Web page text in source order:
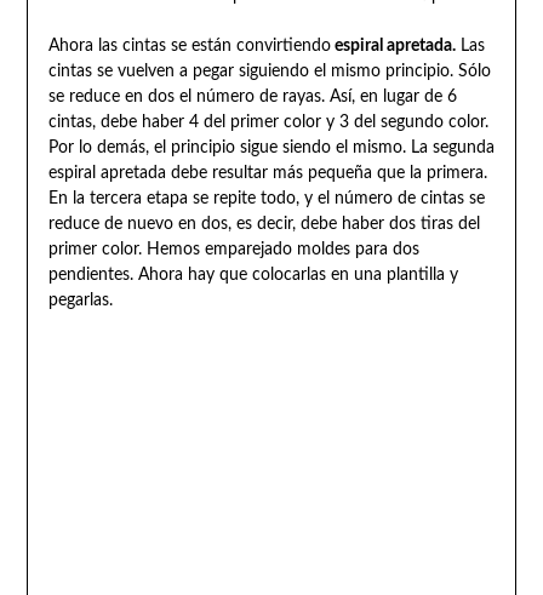
Ahora las cintas se están convirtiendoespiral apretada.Las
cintas se vuelven a pegar siguiendo el mismo principio. Sólo
se reduce en dos el número de rayas. Así, en lugar de 6
cintas, debe haber 4 del primer color y 3 del segundo color.
Por lo demás, el principio sigue siendo el mismo. La segunda
espiral apretada debe resultar más pequeña que la primera.
En la tercera etapa se repite todo, y el número de cintas se
reduce de nuevo en dos, es decir, debe haber dos tiras del
primer color. Hemos emparejado moldes para dos
pendientes. Ahora hay que colocarlas en una plantilla y
pegarlas.